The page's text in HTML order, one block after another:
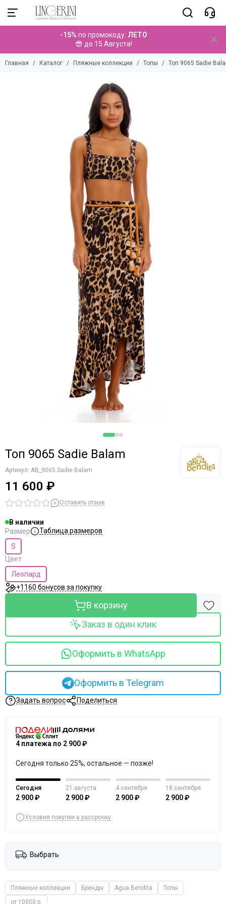
Пляжные коллекции
Смотреть все товары
Купальники
Парео
Детские коллекции
Мужские коллекции
-15% по промокоду: ЛЕТО
😎 до 15 Августа!
Главная Каталог Пляжные коллекции Топы Топ 9065 Sadie
Топ 9065 Sadie Balam
Артикул: AB_9065 Sadie Balam
11 600 ₽
Оставить отзыв
В наличии
Размер
Таблица размеров
S
Цвет
Леопард
+1160 бонусов за покупку
В корзину
Заказ в один клик
Оформить в WhatsApp
Оформить в Telegram
Задать вопрос Поделиться
4 платежа по 2 900 ₽
Сегодня только 25%, остальное — позже!
Сегодня
2 900 ₽
21 августа
2 900 ₽
4 сентября
2 900 ₽
18 сентября
2 900 ₽
Условия покупки в рассрочку
Выбрать
Пляжные коллекции Бренды Agua Bendita
Топы
от 10000 р.